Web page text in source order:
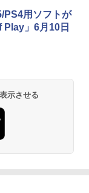
PS4用ソフトが
Play」6月10日
示させる